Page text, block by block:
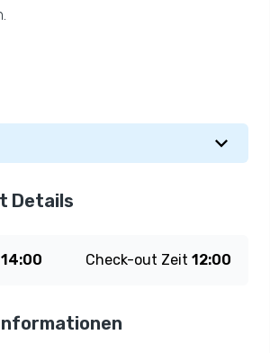
Details
14:00 Check-out Zeit 12:00